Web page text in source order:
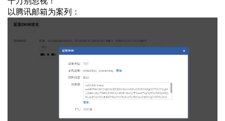
以腾讯邮箱为案列：